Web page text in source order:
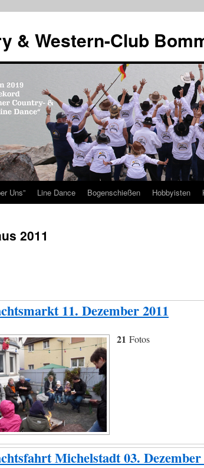
& Western-Club
Uns” Line Dance Bogenschießen Hobbyisten
2011
11. Dezember 2011
21 Fotos
Michelstadt 03. Dezember